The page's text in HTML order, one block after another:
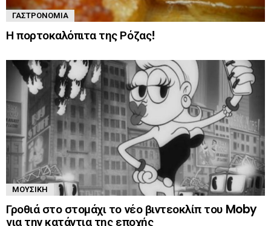
ΓΑΣΤΡΟΝΟΜΊΑ
Η πορτοκαλόπιτα της Ρόζας!
ΜΟΥΣΙΚΉ
Γροθιά στο στομάχι το νέο βιντεοκλίπ του Moby
για την κατάντια της εποχής